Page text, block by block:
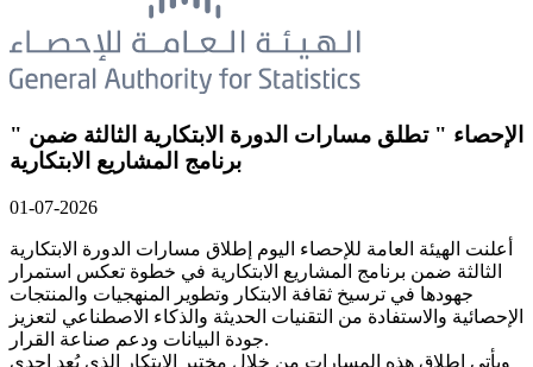
" الإحصاء " تطلق مسارات الدورة الابتكارية الثالثة ضمن
برنامج المشاريع الابتكارية
01-07-2026
أعلنت الهيئة العامة للإحصاء اليوم إطلاق مسارات الدورة الابتكارية
الثالثة ضمن برنامج المشاريع الابتكارية في خطوة تعكس استمرار
جهودها في ترسيخ ثقافة الابتكار وتطوير المنهجيات والمنتجات
الإحصائية والاستفادة من التقنيات الحديثة والذكاء الاصطناعي لتعزيز
جودة البيانات ودعم صناعة القرار.
ويأتي إطلاق هذه المسارات من خلال مختبر الابتكار الذي يُعد إحدى